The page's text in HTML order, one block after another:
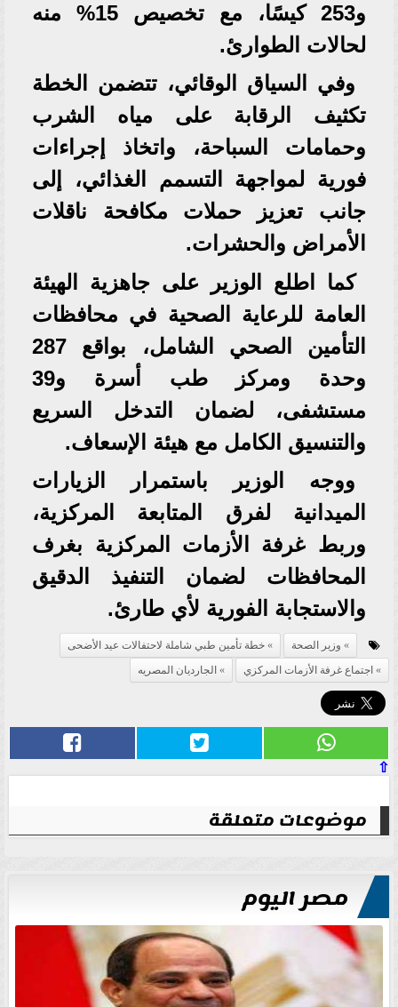
و253 كيسًا، مع تخصيص 15% منه
لحالات الطوارئ.
وفي السياق الوقائي، تتضمن الخطة
تكثيف الرقابة على مياه الشرب
وحمامات السباحة، واتخاذ إجراءات
فورية لمواجهة التسمم الغذائي، إلى
جانب تعزيز حملات مكافحة ناقلات
الأمراض والحشرات.
كما اطلع الوزير على جاهزية الهيئة
العامة للرعاية الصحية في محافظات
التأمين الصحي الشامل، بواقع 287
وحدة ومركز طب أسرة و39
مستشفى، لضمان التدخل السريع
والتنسيق الكامل مع هيئة الإسعاف.
ووجه الوزير باستمرار الزيارات
الميدانية لفرق المتابعة المركزية،
وربط غرفة الأزمات المركزية بغرف
المحافظات لضمان التنفيذ الدقيق
والاستجابة الفورية لأي طارئ.
وزير الصحة
خطة تأمين طبي شاملة لاحتفالات عيد الأضحى
اجتماع غرفة الأزمات المركزي
الجارديان المصريه
⇧
موضوعات متعلقة
مصر اليوم